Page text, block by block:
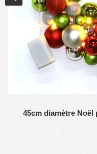
45cm diamètre